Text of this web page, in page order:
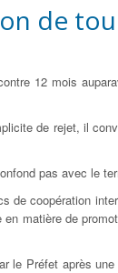
de
12 mois
de rejet, il
pas avec le
de coopération
matière de
le Préfet après